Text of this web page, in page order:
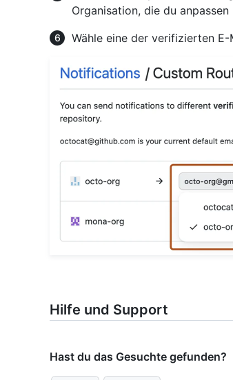
Organisation, die du
Wähle eine der verifizierten
Hilfe und Support
Hast du das Gesuchte gefunden?